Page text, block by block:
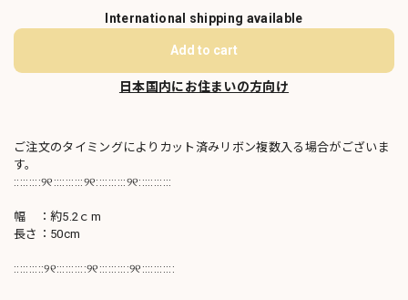
International shipping available
Add to cart
日本国内にお住まいの方向け
ご注文のタイミングによりカット済みリボン複数入る場合がございま
す。
:::::::::୨୧::::::::::୨୧::::::::::୨୧:::::::::::
幅 ：約5.2ｃm
長さ：50cm
::::::::::୨୧::::::::::୨୧::::::::::୨୧:::::::::::